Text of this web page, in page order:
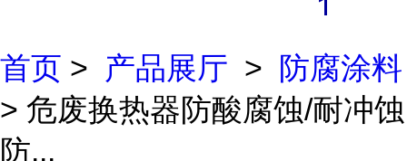
首页 > 产品展厅 >
防腐涂料
> 危废换热器防酸腐蚀/耐冲蚀
防...